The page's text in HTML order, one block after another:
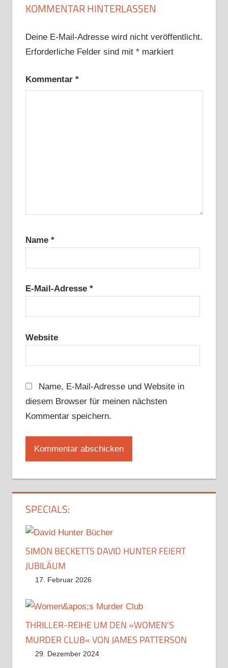
KOMMENTAR HINTERLASSEN
Deine E-Mail-Adresse wird nicht veröffentlicht.
Erforderliche Felder sind mit *markiert
Kommentar *
Name *
E-Mail-Adresse *
Website
Name, E-Mail-Adresse und Website in
diesem Browser für meinen nächsten
Kommentar speichern.
SPECIALS:
SIMON BECKETTS DAVID HUNTER FEIERT
JUBILÄUM
17. Februar 2026
THRILLER-REIHE UM DEN »WOMEN’S
MURDER CLUB« VON JAMES PATTERSON
29. Dezember 2024